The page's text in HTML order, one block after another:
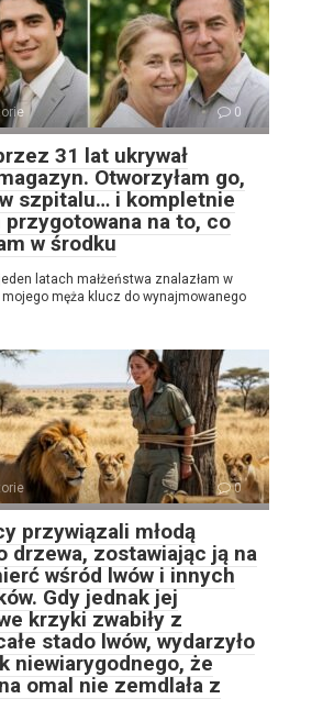
0
31 lat ukrywał
Otworzyłam go,
szpitalu… i kompletnie
przygotowana na to, co
w środku
latach małżeństwa znalazłam w
męża klucz do wynajmowanego
0
przywiązali młodą
drzewa, zostawiając ją na
wśród lwów i innych
Gdy jednak jej
krzyki zwabiły z
stado lwów, wydarzyło
niewiarygodnego, że
omal nie zemdlała z